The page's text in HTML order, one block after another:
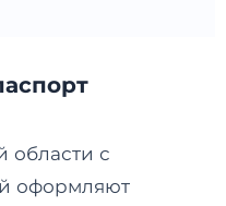
области с
оформляют